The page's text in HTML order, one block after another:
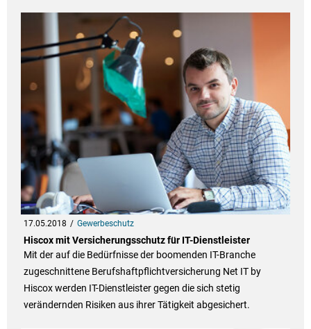
17.05.2018 Gewerbeschutz
Hiscox mit Versicherungsschutz für IT-Dienstleister
Mit der auf die Bedürfnisse der boomenden IT-Branche
zugeschnittene Berufshaftpflichtversicherung Net IT by
Hiscox werden IT-Dienstleister gegen die sich stetig
verändernden Risiken aus ihrer Tätigkeit abgesichert.